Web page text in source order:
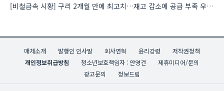
[비철금속 시황] 구리 2개월 만에 최고치…재고 감소에 공급 부족 우려 확대
매체소개 발행인 인사말 회사연혁 윤리강령
저작권정책
개인정보취급방침
청소년보호책임자 : 안영건
제휴미디어/문의
광고문의
정보드림